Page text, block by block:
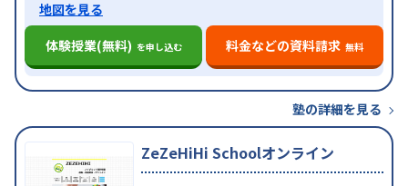
地図を見る
体験授業(無料) を申し込む 料金などの資料請求 無料
塾の詳細を見る
ZeZeHiHi Schoolオンライン